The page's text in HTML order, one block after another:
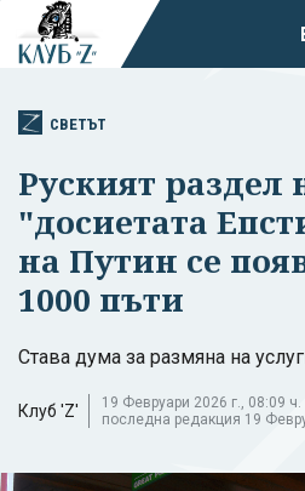
СВЕТЪТ
Руският раздел
"досиетата
на Путин се
1000 пъти
Става дума за размяна на
Клуб 'Z'
19 Февруари 2026 г., 08:09 ч.
последна редакция 19